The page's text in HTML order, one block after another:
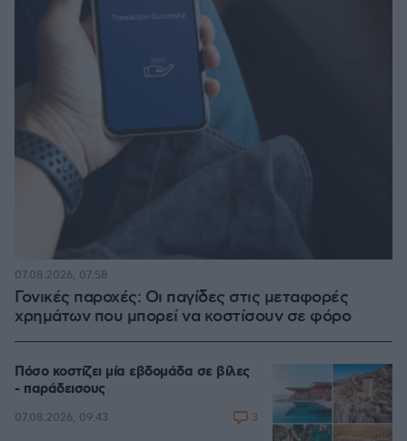
Γονικές παροχές: Οι παγίδες στις μεταφορές
χρημάτων που μπορεί να κοστίσουν σε φόρο
07.08.2026, 07:58
Πόσο κοστίζει μία εβδομάδα σε βίλες
- παράδεισους
07.08.2026, 09:43 3